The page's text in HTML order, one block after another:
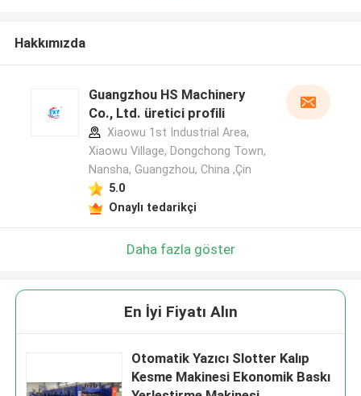
Hakkımızda
Guangzhou HS Machinery
Co., Ltd. üretici profili
Xiaowu 1st Industrial Area,
Xiaowu Village, Dongchong Town,
Nansha, Guangzhou, China ,Çin
5.0
Onaylı tedarikçi
Daha fazla göster
En İyi Fiyatı Alın
Otomatik Yazıcı Slotter Kalıp
Kesme Makinesi Ekonomik Baskı